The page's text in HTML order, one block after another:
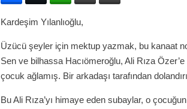
Kardeşim Yılanlıoğlu,
Üzücü şeyler için mektup yazmak, bu kanaat
Sen ve bilhassa Hacıömeroğlu, Ali Rıza
çocuk ağlamış. Bir arkadaşı tarafından
Bu Ali Rıza’yı himaye eden subaylar, o